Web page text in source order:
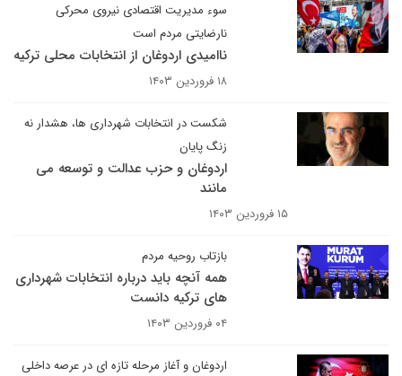
سوء مدیریت اقتصادی نیروی محرکی
نارضایتی مردم است
ناامیدی اردوغان از انتخابات محلی ترکیه
۱۸ فروردین ۱۴۰۳
شکست در انتخابات شهرداری ها، هشدار نه
زنگ پایان
اردوغان و حزب عدالت و توسعه می
مانند
۱۵ فروردین ۱۴۰۳
بازتاب روحیه مردم
همه آنچه باید درباره انتخابات شهرداری
های ترکیه دانست
۰۴ فروردین ۱۴۰۳
اردوغان و آغاز مرحله تازه ای در عرصه داخلی